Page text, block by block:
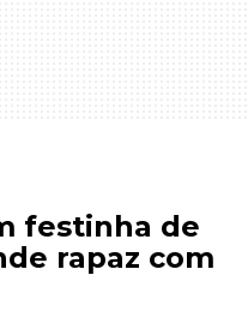
festinha de
rapaz com